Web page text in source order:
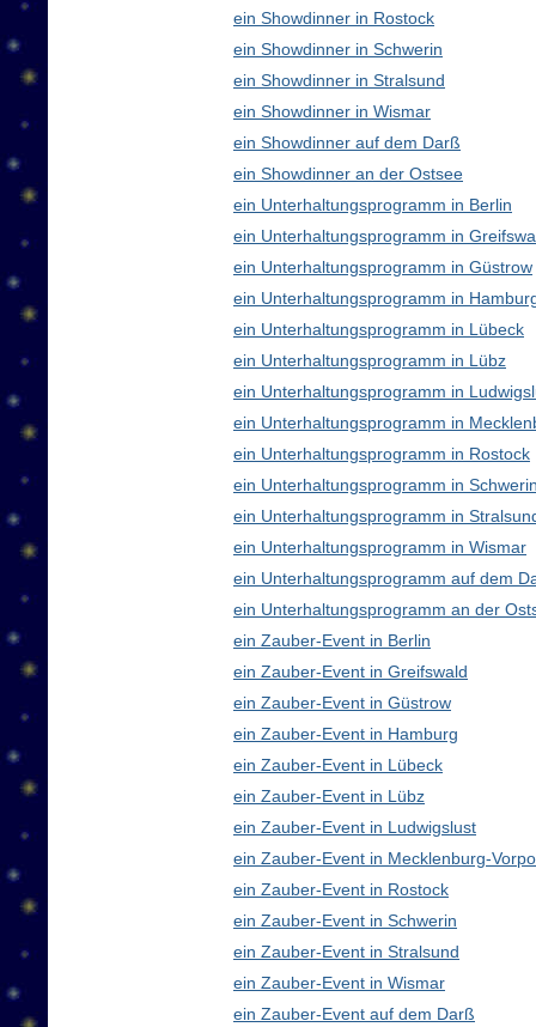
ein Showdinner in Rostock
ein Showdinner in Schwerin
ein Showdinner in Stralsund
ein Showdinner in Wismar
ein Showdinner auf dem Darß
ein Showdinner an der Ostsee
ein Unterhaltungsprogramm in Berlin
ein Unterhaltungsprogramm in
ein Unterhaltungsprogramm in Güstrow
ein Unterhaltungsprogramm in
ein Unterhaltungsprogramm in Lübeck
ein Unterhaltungsprogramm in Lübz
ein Unterhaltungsprogramm in
ein Unterhaltungsprogramm in
ein Unterhaltungsprogramm in Rostock
ein Unterhaltungsprogramm in
ein Unterhaltungsprogramm in
ein Unterhaltungsprogramm in Wismar
ein Unterhaltungsprogramm auf dem
ein Unterhaltungsprogramm an der
ein Zauber-Event in Berlin
ein Zauber-Event in Greifswald
ein Zauber-Event in Güstrow
ein Zauber-Event in Hamburg
ein Zauber-Event in Lübeck
ein Zauber-Event in Lübz
ein Zauber-Event in Ludwigslust
ein Zauber-Event in Mecklenburg-
ein Zauber-Event in Rostock
ein Zauber-Event in Schwerin
ein Zauber-Event in Stralsund
ein Zauber-Event in Wismar
ein Zauber-Event auf dem Darß